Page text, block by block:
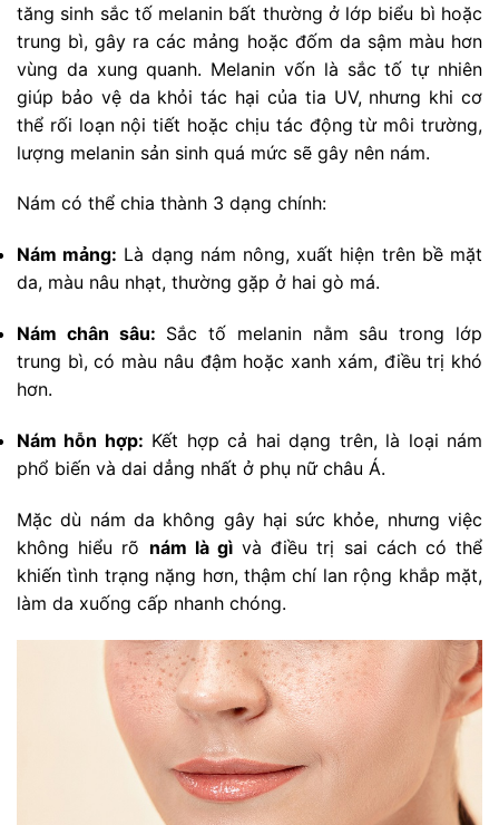
tăng sinh sắc tố melanin bất thường ở lớp biểu bì hoặc
trung bì, gây ra các mảng hoặc đốm da sậm màu hơn
vùng da xung quanh. Melanin vốn là sắc tố tự nhiên
giúp bảo vệ da khỏi tác hại của tia UV, nhưng khi cơ
thể rối loạn nội tiết hoặc chịu tác động từ môi trường,
lượng melanin sản sinh quá mức sẽ gây nên nám.
Nám có thể chia thành 3 dạng chính:
Nám mảng: Là dạng nám nông, xuất hiện trên bề mặt
da, màu nâu nhạt, thường gặp ở hai gò má.
Nám chân sâu: Sắc tố melanin nằm sâu trong lớp
trung bì, có màu nâu đậm hoặc xanh xám, điều trị khó
hơn.
Nám hỗn hợp: Kết hợp cả hai dạng trên, là loại nám
phổ biến và dai dẳng nhất ở phụ nữ châu Á.
Mặc dù nám da không gây hại sức khỏe, nhưng việc
không hiểu rõ nám là gìvà điều trị sai cách có thể
khiến tình trạng nặng hơn, thậm chí lan rộng khắp mặt,
làm da xuống cấp nhanh chóng.